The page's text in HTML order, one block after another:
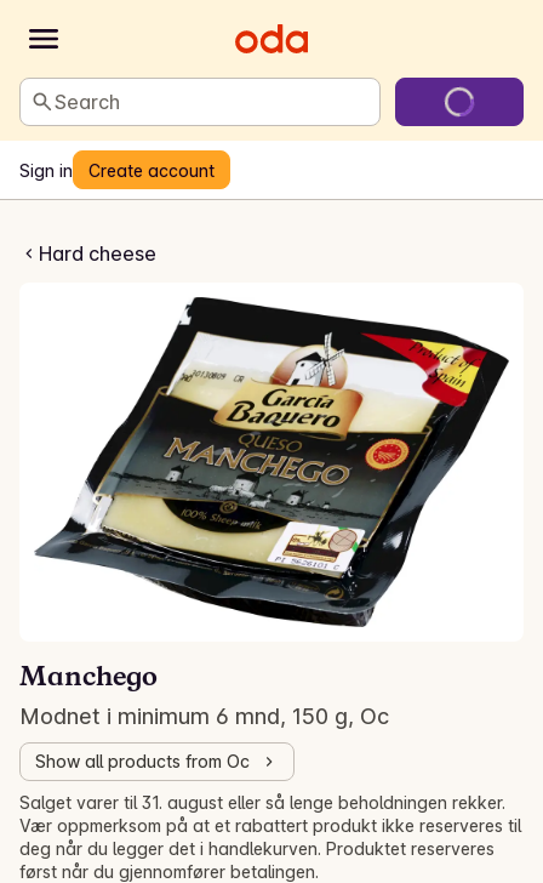
Search
Sign in Create account
Hard cheese
Manchego
Modnet i minimum 6 mnd, 150 g, Oc
Show all products from Oc
Salget varer til 31. august eller så lenge beholdningen rekker.
Vær oppmerksom på at et rabattert produkt ikke reserveres til
deg når du legger det i handlekurven. Produktet reserveres
først når du gjennomfører betalingen.